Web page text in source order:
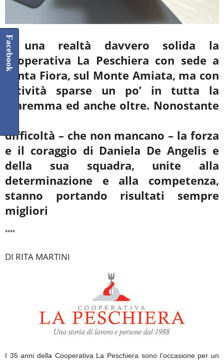
È una realtà davvero solida la
cooperativa La Peschiera con sede a
Santa Fiora, sul Monte Amiata, ma con
attività sparse un po’ in tutta la
Maremma ed anche oltre. Nonostante
difficoltà – che non mancano – la forza
e il coraggio di Daniela De Angelis e
della sua squadra, unite alla
determinazione e alla competenza,
stanno portando risultati sempre
migliori
****
DI RITA MARTINI
I 35 anni della Cooperativa La Peschiera sono l’occasione per un
Facebook